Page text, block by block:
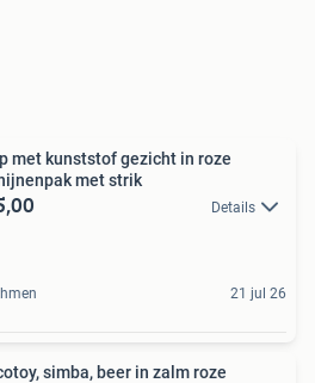
met kunststof gezicht in roze
met strik
Details
21 jul 26
simba, beer in zalm roze